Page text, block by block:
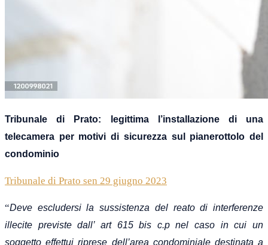
Tribunale di Prato: legittima l’installazione di una
telecamera per motivi di sicurezza sul pianerottolo del
condominio
Tribunale di Prato sen 29 giugno 2023
“Deve escludersi la sussistenza del reato di interferenze
illecite previste dall’ art 615 bis c.p nel caso in cui un
soggetto effettui riprese dell’area condominiale destinata a